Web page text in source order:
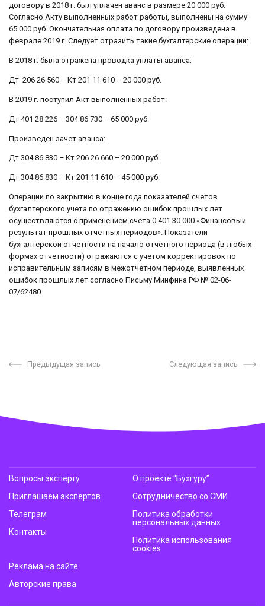
договору в 2018 г. был уплачен аванс в размере 20 000 руб.
Согласно Акту выполненных работ работы, выполнены на сумму
65 000 руб. Окончательная оплата по договору произведена в
феврале 2019 г. Следует отразить такие бухгалтерские операции:
В 2018 г. была отражена проводка уплаты аванса:
Дт 206 26 560 – Кт 201 11 610 – 20 000 руб.
В 2019 г. поступил Акт выполненных работ:
Дт 401 28 226 – 304 86 730 – 65 000 руб.
Произведен зачет аванса:
Дт 304 86 830 – Кт 206 26 660 – 20 000 руб.
Дт 304 86 830 – Кт 201 11 610 – 45 000 руб.
Операции по закрытию в конце года показателей счетов
бухгалтерского учета по отражению ошибок прошлых лет
осуществляются с применением счета 0 401 30 000 «Финансовый
результат прошлых отчетных периодов». Показатели
бухгалтерской отчетности на начало отчетного периода (в любых
формах отчетности) отражаются с учетом корректировок по
исправительным записям в межотчетном периоде, выявленных
ошибок прошлых лет согласно Письму Минфина РФ № 02-06-
07/62480.
Предыдущая запись Следующая запись
Вопросы эксперту
Приглашаем экспертов
Телеграм
Контакты
О проекте “Бухгуру”
Сотрудничество со СМИ
Политика обработки
персональных данных
Политика использования
cookies
Реклама на сайте
Авторские права